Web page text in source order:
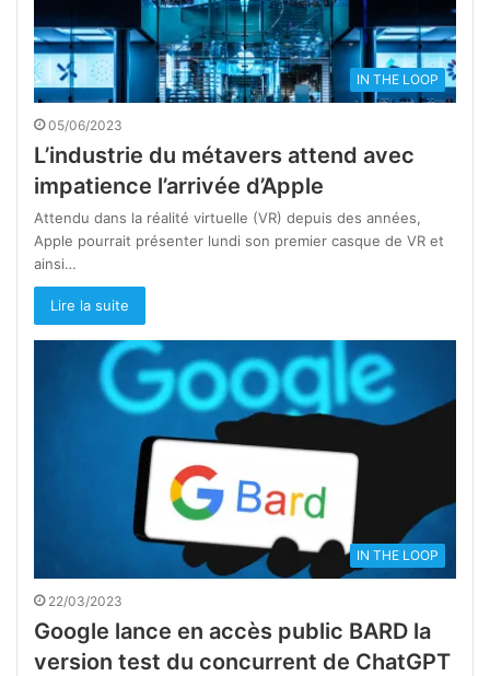
IN THE LOOP
05/06/2023
L’industrie du métavers attend avec
impatience l’arrivée d’Apple
Attendu dans la réalité virtuelle (VR) depuis des années,
Apple pourrait présenter lundi son premier casque de VR et
ainsi…
Lire la suite
IN THE LOOP
22/03/2023
Google lance en accès public BARD la
version test du concurrent de ChatGPT